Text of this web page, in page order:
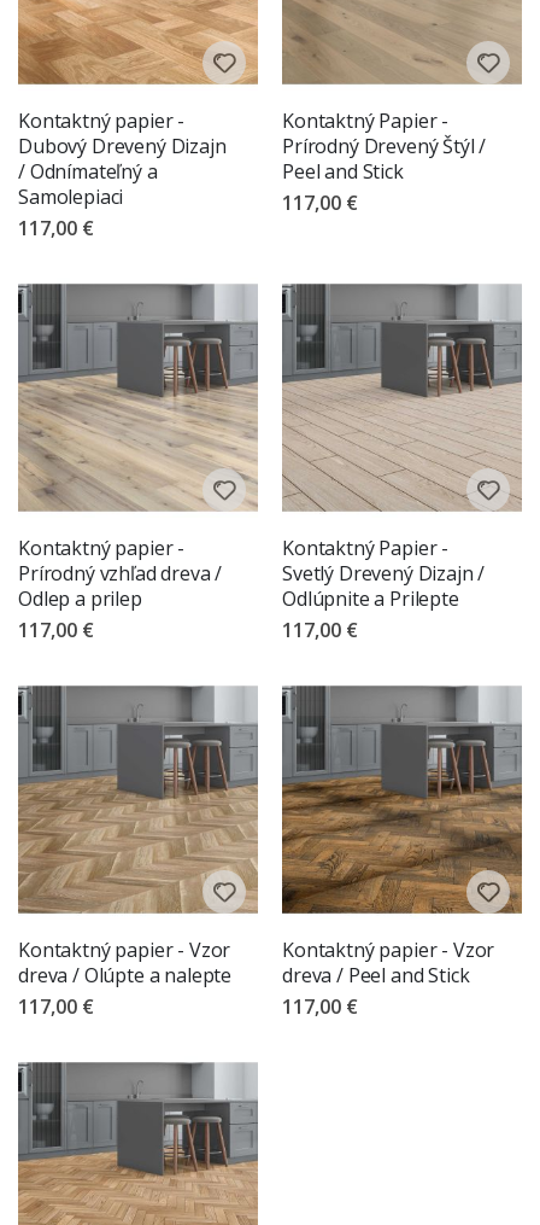
Kontaktný papier -
Dubový Drevený Dizajn
/ Odnímateľný a
Samolepiaci
117,00 €
Kontaktný Papier -
Prírodný Drevený Štýl /
Peel and Stick
117,00 €
Kontaktný papier -
Prírodný vzhľad dreva /
Odlep a prilep
117,00 €
Kontaktný Papier -
Svetlý Drevený Dizajn /
Odlúpnite a Prilepte
117,00 €
Kontaktný papier - Vzor
dreva / Olúpte a nalepte
117,00 €
Kontaktný papier - Vzor
dreva / Peel and Stick
117,00 €